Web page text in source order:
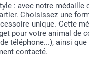
: avec notre médaille
Choisissez une
unique. Cette
pour votre animal de
téléphone...), ainsi
contacté.